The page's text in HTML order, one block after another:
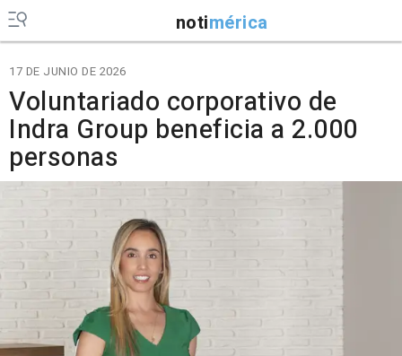
notimérica
17 DE JUNIO DE 2026
Voluntariado corporativo de
Indra Group beneficia a 2.000
personas